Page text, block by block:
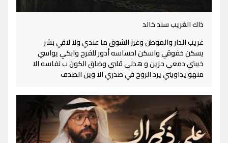
ذاك الغريب سند خالد
غريب الدار والموطن وغير الشوق ما عندي ولا لاقي بشر
يسكن خفوقي واسكن احساسه أدور للفرح وابكي يواسي
خيبتي دمعي حزين و هدني قلبي وضاق الكون ب نفاسه الا
منهو يداويني يرد الروح في صدري الا وين الصدف